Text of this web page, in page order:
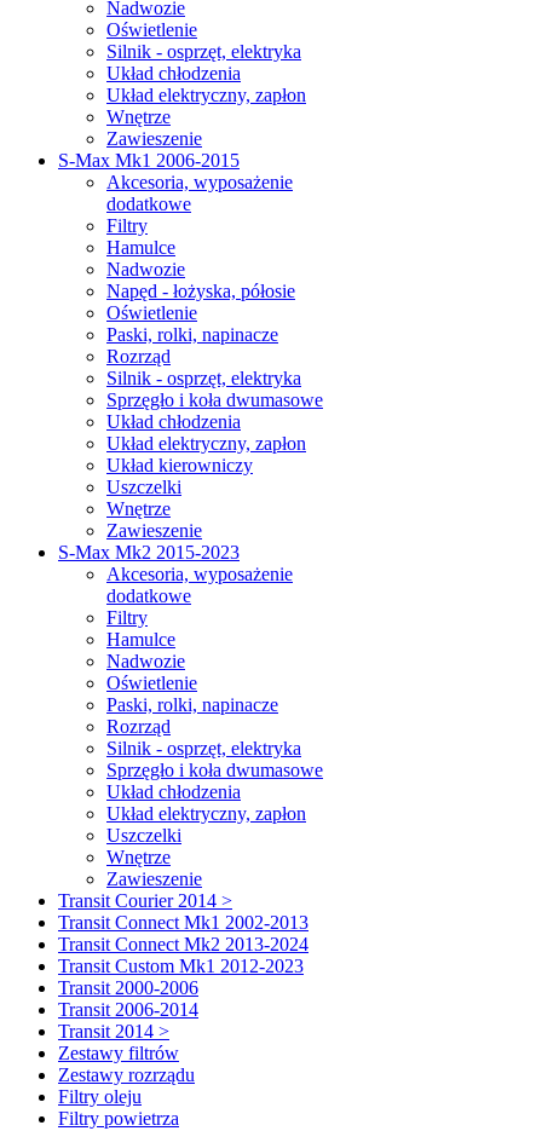
Nadwozie
Oświetlenie
Silnik - osprzęt, elektryka
Układ chłodzenia
Układ elektryczny, zapłon
Wnętrze
Zawieszenie
S-Max Mk1 2006-2015
Akcesoria, wyposażenie
dodatkowe
Filtry
Hamulce
Nadwozie
Napęd - łożyska, półosie
Oświetlenie
Paski, rolki, napinacze
Rozrząd
Silnik - osprzęt, elektryka
Sprzęgło i koła dwumasowe
Układ chłodzenia
Układ elektryczny, zapłon
Układ kierowniczy
Uszczelki
Wnętrze
Zawieszenie
S-Max Mk2 2015-2023
Akcesoria, wyposażenie
dodatkowe
Filtry
Hamulce
Nadwozie
Oświetlenie
Paski, rolki, napinacze
Rozrząd
Silnik - osprzęt, elektryka
Sprzęgło i koła dwumasowe
Układ chłodzenia
Układ elektryczny, zapłon
Uszczelki
Wnętrze
Zawieszenie
Transit Courier 2014 >
Transit Connect Mk1 2002-2013
Transit Connect Mk2 2013-2024
Transit Custom Mk1 2012-2023
Transit 2000-2006
Transit 2006-2014
Transit 2014 >
Zestawy filtrów
Zestawy rozrządu
Filtry oleju
Filtry powietrza